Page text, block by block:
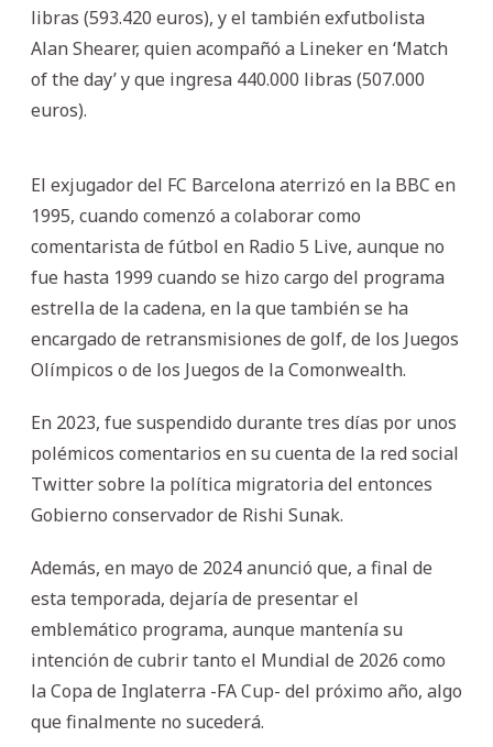
libras (593.420 euros), y el también exfutbolista
Alan Shearer, quien acompañó a Lineker en ‘Match
of the day’ y que ingresa 440.000 libras (507.000
euros).
El exjugador del FC Barcelona aterrizó en la BBC en
1995, cuando comenzó a colaborar como
comentarista de fútbol en Radio 5 Live, aunque no
fue hasta 1999 cuando se hizo cargo del programa
estrella de la cadena, en la que también se ha
encargado de retransmisiones de golf, de los Juegos
Olímpicos o de los Juegos de la Comonwealth.
En 2023, fue suspendido durante tres días por unos
polémicos comentarios en su cuenta de la red social
Twitter sobre la política migratoria del entonces
Gobierno conservador de Rishi Sunak.
Además, en mayo de 2024 anunció que, a final de
esta temporada, dejaría de presentar el
emblemático programa, aunque mantenía su
intención de cubrir tanto el Mundial de 2026 como
la Copa de Inglaterra -FA Cup- del próximo año, algo
que finalmente no sucederá.